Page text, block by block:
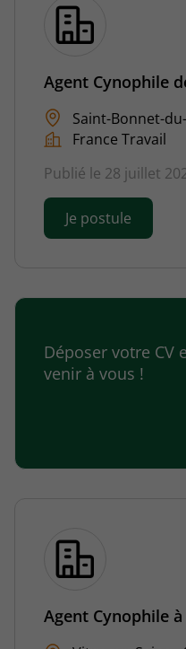
Agent Cynophile
Saint-Bonnet-
France Travail
Publié le 28 juillet
Je postule
Déposer votre CV
venir à vous !
Agent Cynophile